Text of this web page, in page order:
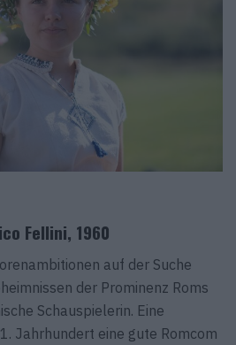
Fellini, 1960
auf der Suche
der Prominenz Roms
Schauspielerin. Eine
Jahrhundert eine gute Romcom